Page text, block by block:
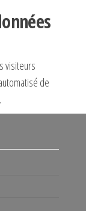
visiteurs
de